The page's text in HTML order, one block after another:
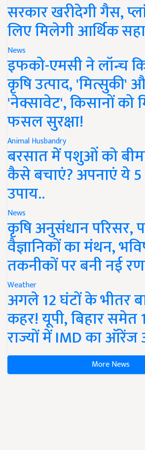
सरकार खरीदेगी गैस,
लिए मिलेगी आर्थिक
News
इफको-एमसी ने लॉन्च
कृषि उत्पाद, 'मित्सुकी'
'नेक्सावेट', किसानों को
फसल सुरक्षा!
Animal Husbandry
बरसात में पशुओं को
कैसे बचाएं? अपनाएं ये
उपाय..
News
कृषि अनुसंधान परिसर,
वैज्ञानिकों का मंथन,
तकनीकों पर बनी नई
Weather
अगले 12 घंटों के भीतर
कहर! यूपी, बिहार समेत
राज्यों में IMD का ऑरेंज
More News